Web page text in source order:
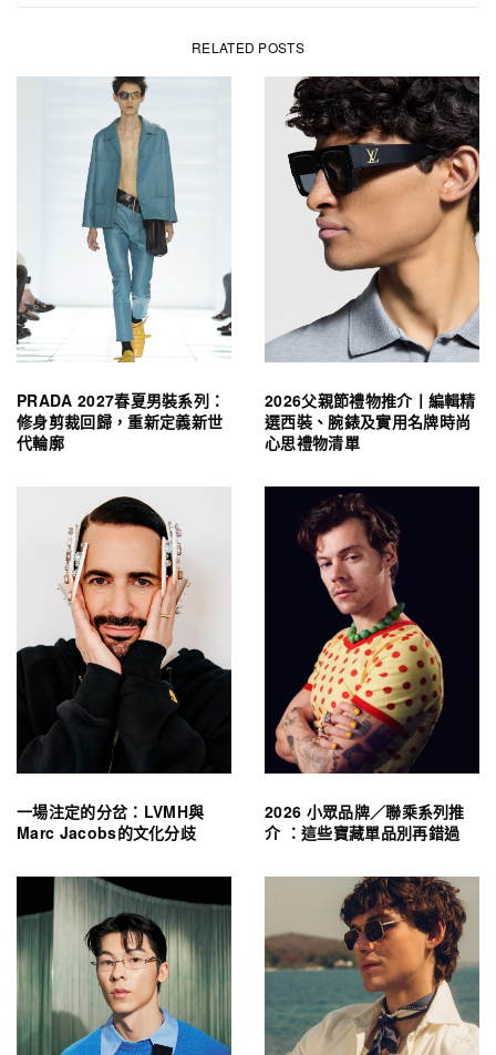
RELATED POSTS
PRADA 2027春夏男裝系列：
修身剪裁回歸，重新定義新世
代輪廓
2026父親節禮物推介丨編輯精
選西裝、腕錶及實用名牌時尚
心思禮物清單
一場注定的分岔：LVMH與
Marc Jacobs的文化分歧
2026 小眾品牌／聯乘系列推
介 ：這些寶藏單品別再錯過